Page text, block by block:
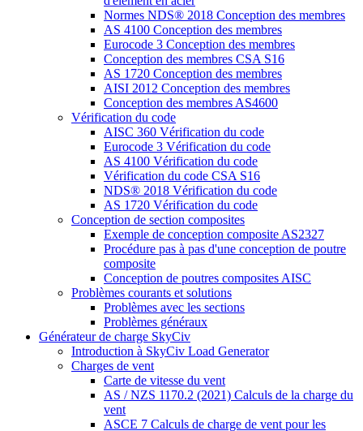
Normes NDS® 2018 Conception des membres
AS 4100 Conception des membres
Eurocode 3 Conception des membres
Conception des membres CSA S16
AS 1720 Conception des membres
AISI 2012 Conception des membres
Conception des membres AS4600
Vérification du code
AISC 360 Vérification du code
Eurocode 3 Vérification du code
AS 4100 Vérification du code
Vérification du code CSA S16
NDS® 2018 Vérification du code
AS 1720 Vérification du code
Conception de section composites
Exemple de conception composite AS2327
Procédure pas à pas d'une conception de poutre
composite
Conception de poutres composites AISC
Problèmes courants et solutions
Problèmes avec les sections
Problèmes généraux
Générateur de charge SkyCiv
Introduction à SkyCiv Load Generator
Charges de vent
Carte de vitesse du vent
AS / NZS 1170.2 (2021) Calculs de la charge du
vent
ASCE 7 Calculs de charge de vent pour les